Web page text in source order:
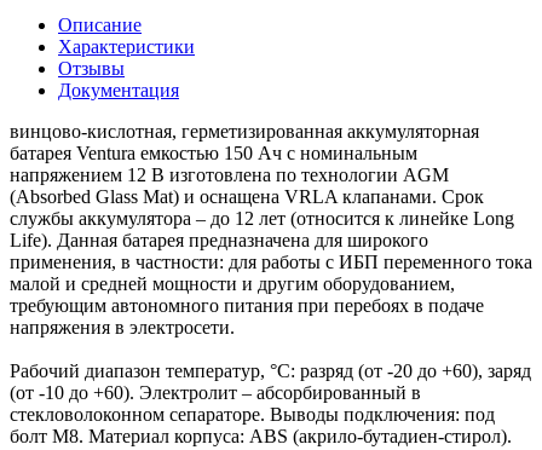
Описание
Характеристики
Отзывы
Документация
винцово-кислотная, герметизированная аккумуляторная
батарея Ventura емкостью 150 Ач с номинальным
напряжением 12 В изготовлена по технологии AGM
(Absorbed Glass Mаt) и оснащена VRLA клапанами. Срок
службы аккумулятора – до 12 лет (относится к линейке Long
Lifе). Данная батарея предназначена для широкого
применения, в частности: для работы с ИБП переменного тока
малой и средней мощности и другим оборудованием,
требующим автономного питания при перебоях в подаче
напряжения в электросети.
Рабочий диапазон температур, °С: разряд (от -20 до +60), заряд
(от -10 до +60). Электролит – абсорбированный в
стекловолоконном сепараторе. Выводы подключения: под
болт М8. Материал корпуса: ABS (акрило-бутадиен-стирол).